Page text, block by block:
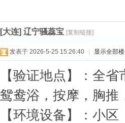
[大连]辽宁骚蕊宝 [复制链接]
发表于 2026-5-25 15:26:40 显示全部
【验证地点】：全省
鸳鸯浴，按摩，胸推
【环境设备】：小区